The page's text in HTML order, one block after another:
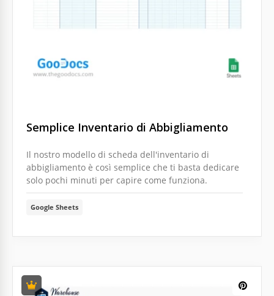
Semplice Inventario di Abbigliamento
Il nostro modello di scheda dell'inventario di
abbigliamento è così semplice che ti basta dedicare
solo pochi minuti per capire come funziona.
Google Sheets